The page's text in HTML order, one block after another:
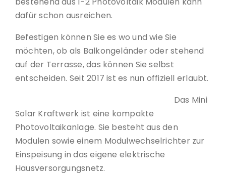
dafür schon ausreichen.
Befestigen können Sie es wo und wie Sie
möchten, ob als Balkongeländer oder stehend
auf der Terrasse, das können Sie selbst
entscheiden. Seit 2017 ist es nun offiziell erlaubt.
Das Mini
Solar Kraftwerk ist eine kompakte
Photovoltaikanlage. Sie besteht aus den
Modulen sowie einem Modulwechselrichter zur
Einspeisung in das eigene elektrische
Hausversorgungsnetz.